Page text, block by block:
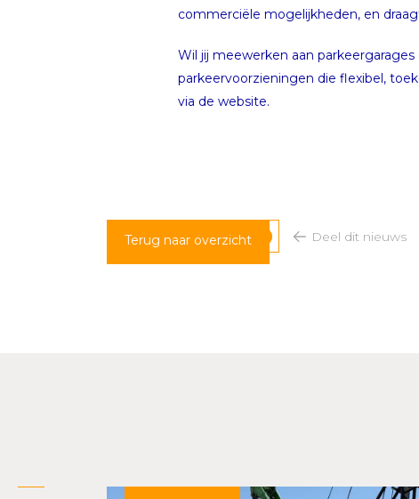
commerciële mogelijkheden, en
Wil jij meewerken aan
parkeervoorzieningen die flexibel,
via de website.
Deel dit nieuws
Terug naar overzicht